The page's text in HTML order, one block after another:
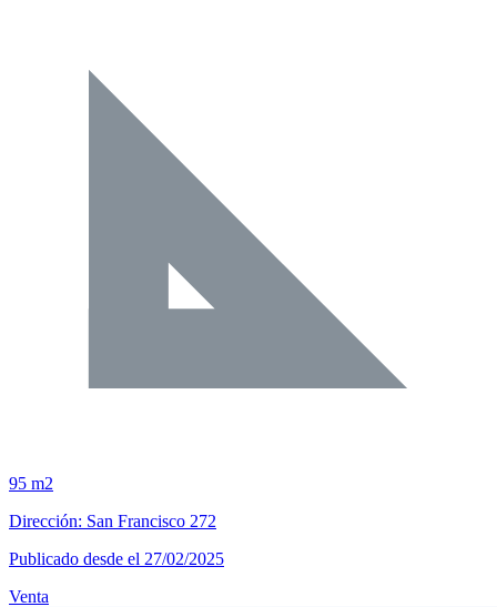
95 m2
Dirección: San Francisco 272
Publicado desde el 27/02/2025
Venta